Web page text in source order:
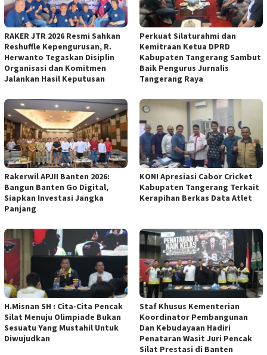
RAKER JTR 2026 Resmi Sahkan
Reshuffle Kepengurusan, R.
Herwanto Tegaskan Disiplin
Organisasi dan Komitmen
Jalankan Hasil Keputusan
Perkuat Silaturahmi dan
Kemitraan Ketua DPRD
Kabupaten Tangerang Sambut
Baik Pengurus Jurnalis
Tangerang Raya
Rakerwil APJII Banten 2026:
Bangun Banten Go Digital,
Siapkan Investasi Jangka
Panjang
KONI Apresiasi Cabor Cricket
Kabupaten Tangerang Terkait
Kerapihan Berkas Data Atlet
H.Misnan SH : Cita-Cita Pencak
Silat Menuju Olimpiade Bukan
Sesuatu Yang Mustahil Untuk
Diwujudkan
Staf Khusus Kementerian
Koordinator Pembangunan
Dan Kebudayaan Hadiri
Penataran Wasit Juri Pencak
Silat Prestasi di Banten